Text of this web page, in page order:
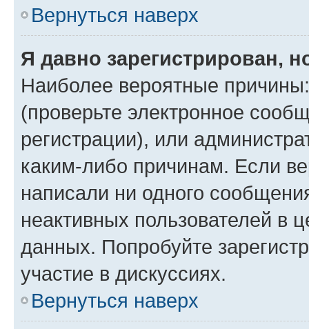
Вернуться наверх
Я давно зарегистрирован,
Наиболее вероятные
(проверьте электронное
регистрации), или
каким-либо причинам. Если
написали ни одного
неактивных пользователей в
данных. Попробуйте
участие в дискуссиях.
Вернуться наверх